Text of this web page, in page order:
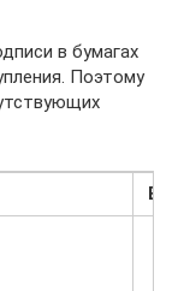
в бумагах
Поэтому